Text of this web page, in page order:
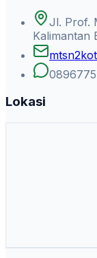
Jl. Prof.
Kalimantan
Lokasi